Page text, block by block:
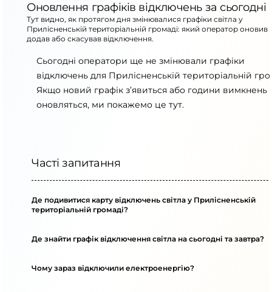
Оновлення графіків відключень за сьогодні
Тут видно, як протягом дня змінювалися графіки світла у
Прилісненській територіальній громаді: який оператор оновив
додав або скасував відключення.
Сьогодні оператори ще не змінювали графіки
відключень для Прилісненській територіальній
Якщо новий графік з’явиться або години вимкнень
оновляться, ми покажемо це тут.
Часті запитання
Де подивитися карту відключень світла у Прилісненській
територіальній громаді?
Де знайти графік відключення світла на сьогодні та завтра?
Чому зараз відключили електроенергію?